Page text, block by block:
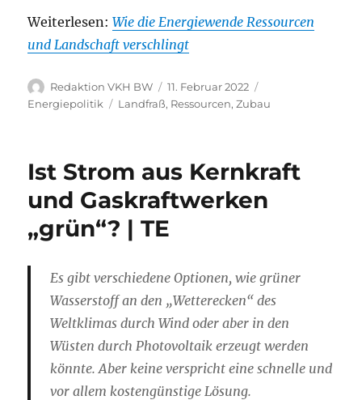
Weiterlesen:Wie die Energiewende Ressourcen
und Landschaft verschlingt
Autor
Redaktion VKH BW
Veröffentlicht
am
11. Februar 2022
Energiepolitik
Schlagwörter
Landfraß, Ressourcen,Zubau
Ist Strom aus Kernkraft
und Gaskraftwerken
„grün“? | TE
Es gibt verschiedene Optionen, wie grüner
Wasserstoff an den „Wetterecken“ des
Weltklimas durch Wind oder aber in den
Wüsten durch Photovoltaik erzeugt werden
könnte. Aber keine verspricht eine schnelle und
vor allem kostengünstige Lösung.